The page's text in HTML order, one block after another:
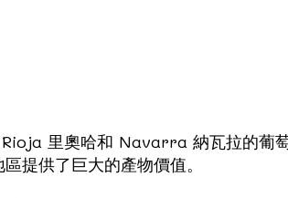
里奧哈和 Navarra 納瓦拉的葡
供了巨大的產物價值。